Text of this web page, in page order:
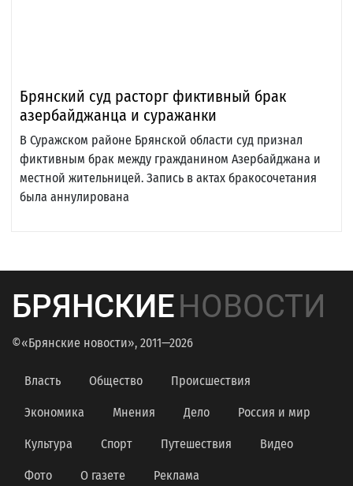
Брянский суд расторг фиктивный брак
азербайджанца и суражанки
В Суражском районе Брянской области суд признал
фиктивным брак между гражданином Азербайджана и
местной жительницей. Запись в актах бракосочетания
была аннулирована
БРЯНСКИЕНОВОСТИ
©«Брянские новости», 2011—2026
Власть Общество Происшествия
Экономика Мнения Дело Россия и мир
Культура Спорт Путешествия Видео
Фото О газете Реклама